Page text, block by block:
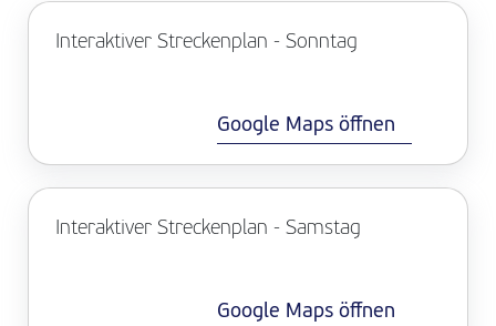
Interaktiver Streckenplan - Sonntag
Google Maps öffnen
Interaktiver Streckenplan - Samstag
Google Maps öffnen